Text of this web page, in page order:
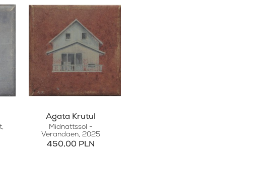
,
Agata Krutul
Midnattssol -
Verandaen, 2025
450,00 PLN